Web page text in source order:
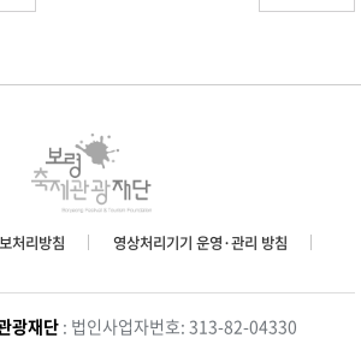
처리방침
영상처리기기 운영·관리 방침
광재단 : 법인사업자번호: 313-82-04330